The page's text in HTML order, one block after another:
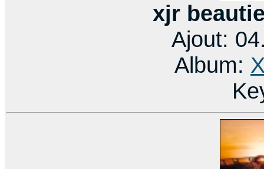
xjr
Ajout:
Album: